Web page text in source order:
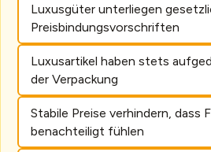
Luxusgüter unterliegen
Preisbindungsvorschriften
Luxusartikel haben stets
der Verpackung
Stabile Preise verhindern, dass
benachteiligt fühlen